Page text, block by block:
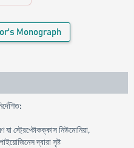
Monograph
যা স্ট্রেপ্টোকক্কাস নিউমোনিয়া,
দ্বারা সৃষ্ট